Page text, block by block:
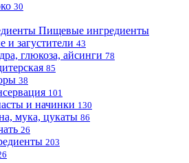
30
Пищевые ингредиенты
загустители 43
глюкоза, айсинги 78
85
38
101
и начинки 130
мука, цукаты 86
26
203